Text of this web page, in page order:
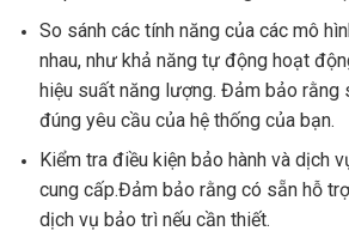
So sánh các tính năng của các mô
nhau, như khả năng tự động hoạt
hiệu suất năng lượng. Đảm bảo rằng
đúng yêu cầu của hệ thống của bạn.
Kiểm tra điều kiện bảo hành và dịch
cung cấp.Đảm bảo rằng có sẵn hỗ
dịch vụ bảo trì nếu cần thiết.